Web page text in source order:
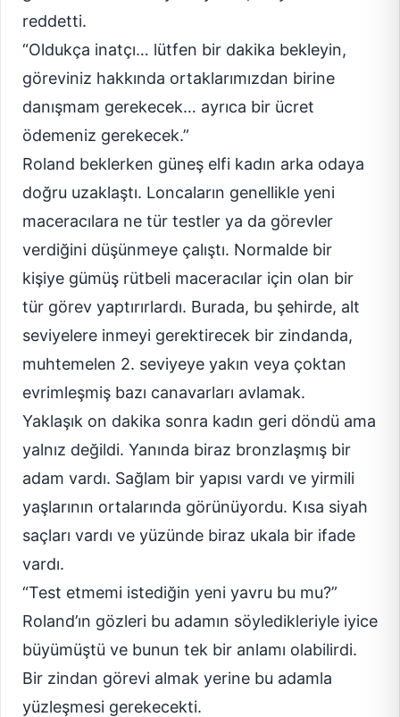
reddetti.
“Oldukça inatçı… lütfen bir dakika bekleyin,
göreviniz hakkında ortaklarımızdan birine
danışmam gerekecek… ayrıca bir ücret
ödemeniz gerekecek.”
Roland beklerken güneş elfi kadın arka odaya
doğru uzaklaştı. Loncaların genellikle yeni
maceracılara ne tür testler ya da görevler
verdiğini düşünmeye çalıştı. Normalde bir
kişiye gümüş rütbeli maceracılar için olan bir
tür görev yaptırırlardı. Burada, bu şehirde, alt
seviyelere inmeyi gerektirecek bir zindanda,
muhtemelen 2. seviyeye yakın veya çoktan
evrimleşmiş bazı canavarları avlamak.
Yaklaşık on dakika sonra kadın geri döndü ama
yalnız değildi. Yanında biraz bronzlaşmış bir
adam vardı. Sağlam bir yapısı vardı ve yirmili
yaşlarının ortalarında görünüyordu. Kısa siyah
saçları vardı ve yüzünde biraz ukala bir ifade
vardı.
“Test etmemi istediğin yeni yavru bu mu?”
Roland’ın gözleri bu adamın söyledikleriyle iyice
büyümüştü ve bunun tek bir anlamı olabilirdi.
Bir zindan görevi almak yerine bu adamla
yüzleşmesi gerekecekti.